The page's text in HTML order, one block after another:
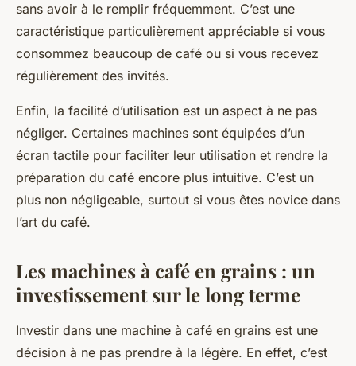
sans avoir à le remplir fréquemment. C’est une
caractéristique particulièrement appréciable si vous
consommez beaucoup de café ou si vous recevez
régulièrement des invités.
Enfin, la facilité d’utilisation est un aspect à ne pas
négliger. Certaines machines sont équipées d’un
écran tactile pour faciliter leur utilisation et rendre la
préparation du café encore plus intuitive. C’est un
plus non négligeable, surtout si vous êtes novice dans
l’art du café.
Les machines à café en grains : un
investissement sur le long terme
Investir dans une machine à café en grains est une
décision à ne pas prendre à la légère. En effet, c’est